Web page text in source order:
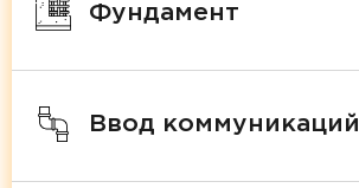
Фундамент
Ввод коммуникаций